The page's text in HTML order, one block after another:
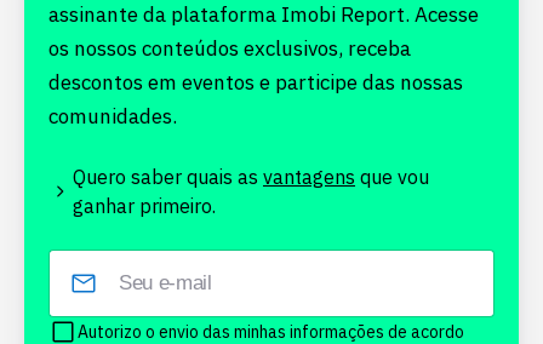
assinante da plataforma Imobi Report. Acesse
os nossos conteúdos exclusivos, receba
descontos em eventos e participe das nossas
comunidades.
Quero saber quais as vantagens que vou
ganhar primeiro.
Autorizo o envio das minhas informações de acordo